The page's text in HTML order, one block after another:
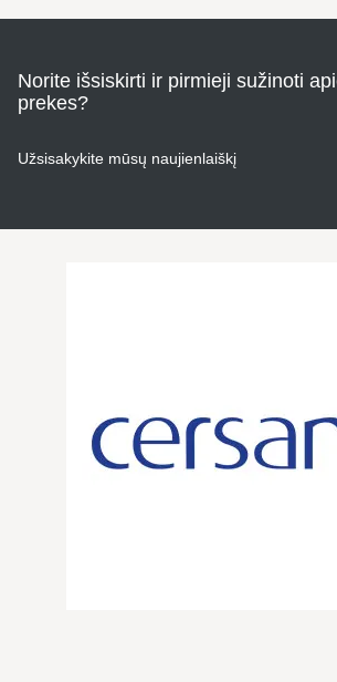
Norite išsiskirti ir pirmieji sužinoti
prekes?
Užsisakykite mūsų naujienlaiškį